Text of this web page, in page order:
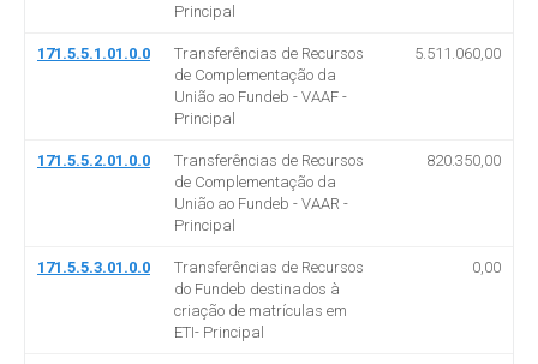
Principal
171.5.5.1.01.0.0
Transferências de Recursos
de Complementação da
União ao Fundeb - VAAF -
Principal
5.511.060,00
171.5.5.2.01.0.0
Transferências de Recursos
de Complementação da
União ao Fundeb - VAAR -
Principal
820.350,00
171.5.5.3.01.0.0
Transferências de Recursos
do Fundeb destinados à
criação de matrículas em
ETI- Principal
0,00